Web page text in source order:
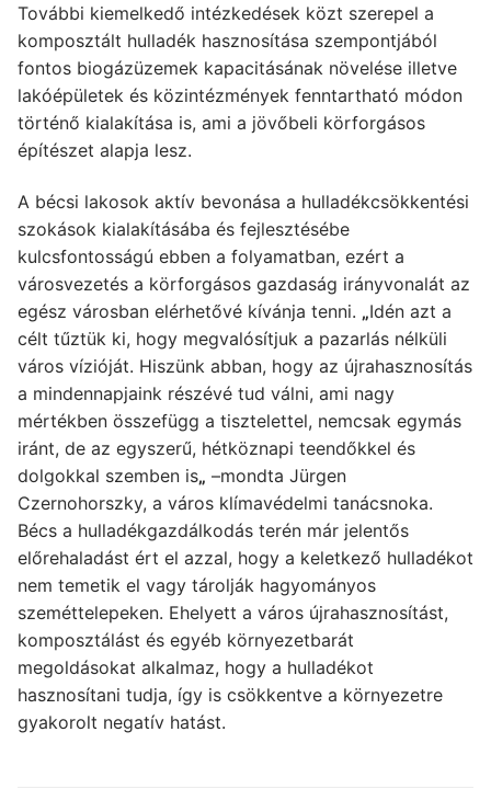
További kiemelkedő intézkedések közt szerepel a
komposztált hulladék hasznosítása szempontjából
fontos biogázüzemek kapacitásának növelése illetve
lakóépületek és közintézmények fenntartható módon
történő kialakítása is, ami a jövőbeli körforgásos
építészet alapja lesz.
A bécsi lakosok aktív bevonása a hulladékcsökkentési
szokások kialakításába és fejlesztésébe
kulcsfontosságú ebben a folyamatban, ezért a
városvezetés a körforgásos gazdaság irányvonalát az
egész városban elérhetővé kívánja tenni. „Idén azt a
célt tűztük ki, hogy megvalósítjuk a pazarlás nélküli
város vízióját. Hiszünk abban, hogy az újrahasznosítás
a mindennapjaink részévé tud válni, ami nagy
mértékben összefügg a tisztelettel, nemcsak egymás
iránt, de az egyszerű, hétköznapi teendőkkel és
dolgokkal szemben is„ –mondta Jürgen
Czernohorszky, a város klímavédelmi tanácsnoka.
Bécs a hulladékgazdálkodás terén már jelentős
előrehaladást ért el azzal, hogy a keletkező hulladékot
nem temetik el vagy tárolják hagyományos
szeméttelepeken. Ehelyett a város újrahasznosítást,
komposztálást és egyéb környezetbarát
megoldásokat alkalmaz, hogy a hulladékot
hasznosítani tudja, így is csökkentve a környezetre
gyakorolt negatív hatást.